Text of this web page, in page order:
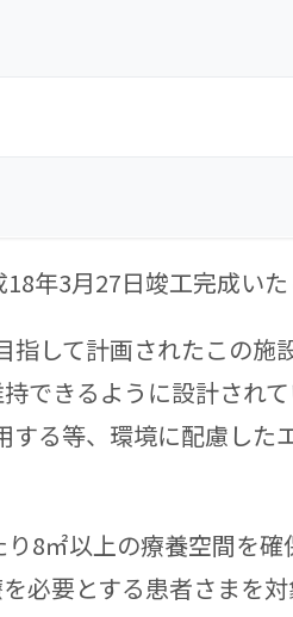
年3月27日竣工完成いた
して計画されたこの施
できるように設計され
る等、環境に配慮した
8㎡以上の療養空間を
必要とする患者さまを